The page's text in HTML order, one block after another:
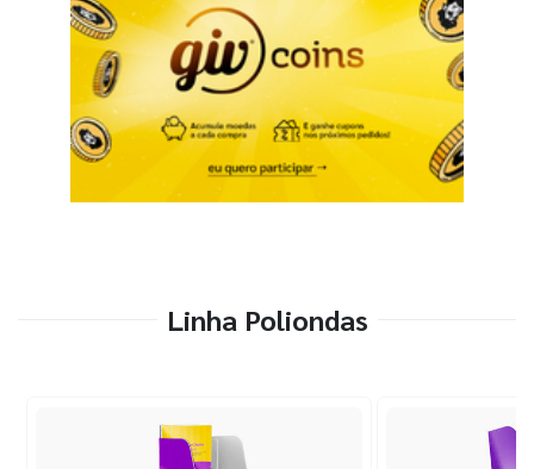
Linha Poliondas